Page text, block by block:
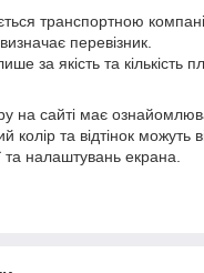
транспортною
перевізник.
за якість та кількість
на сайті має
колір та відтінок можуть
та налаштувань екрана.